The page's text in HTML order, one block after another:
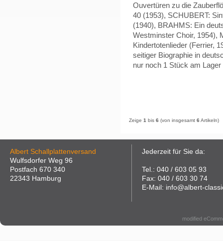
Ouvertüren zu die
40 (1953), SCHUBERT:
(1940), BRAHMS: Ein
Westminster Choir, 1954),
Kindertotenlieder (Ferrier,
seitiger Biographie in
nur noch 1 Stück am Lager
Zeige 1 bis 6 (von insgesamt 6 Artikeln)
Albert Schallplattenversand
Wulfsdorfer Weg 96
Postfach 670 340
22343 Hamburg
Jederzeit für Sie da:
Tel.: 040 / 603 05 93
Fax: 040 / 603 30 74
E-Mail: info@albert-
modified